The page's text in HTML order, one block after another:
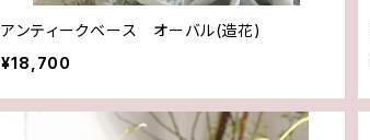
アンティークベース オーバル(造花)
¥18,700